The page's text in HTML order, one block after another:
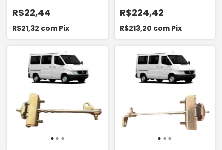
ORIGINAL PEÇAS ORBCS130
R$22,44
R$21,32 com Pix
312 313 412 413 CDI WORX
B03M937
R$224,42
R$213,20 com Pix